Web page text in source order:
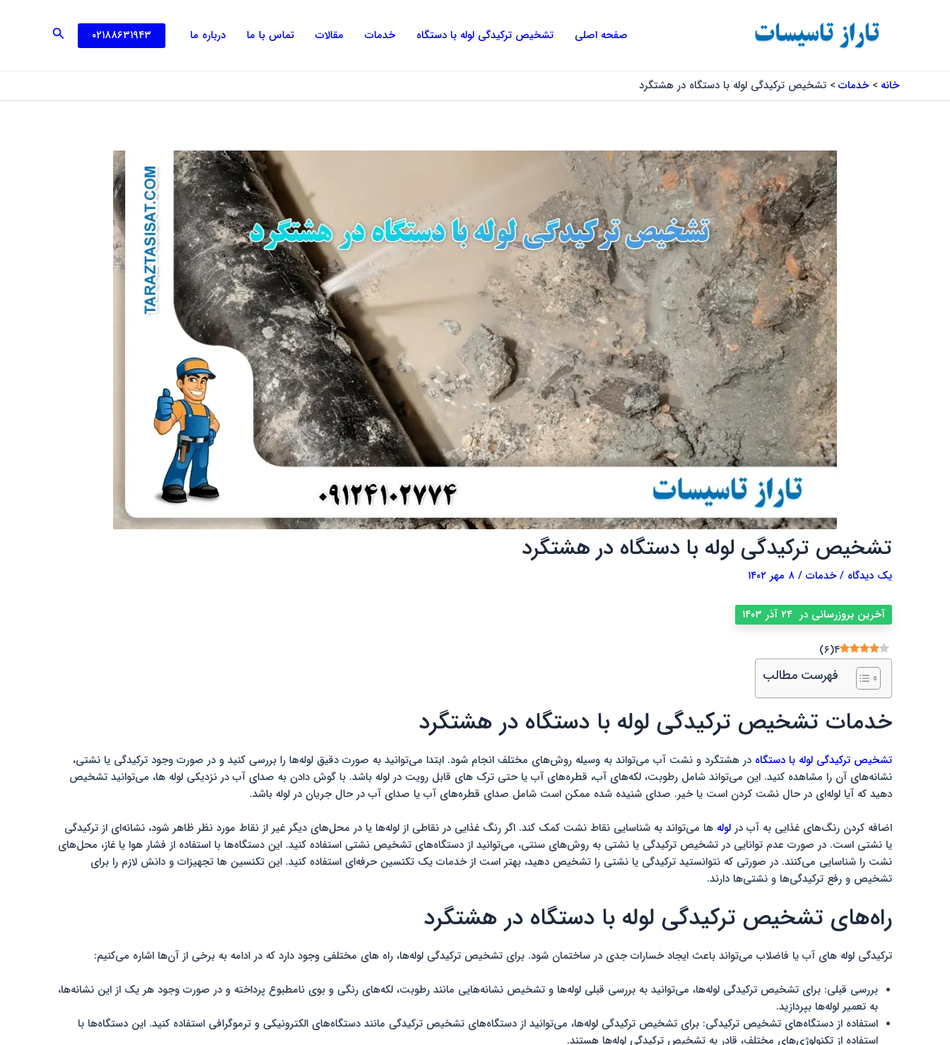
صفحه اصلی تشخیص ترکیدگی لوله با دستگاه خدمات مقالات تماس با ما درباره ما ۰۲۱۸۸۶۳۱۹۴۳ جستجو
خانه خدمات تشخیص ترکیدگی لوله با دستگاه در هشتگرد
تشخیص ترکیدگی لوله با دستگاه در هشتگرد
یک دیدگاه /خدمات / ۸ مهر ۱۴۰۲
آخرین بروزرسانی در ۲۴ آذر ۱۴۰۳
۴(۶)
فهرست مطالب
خدمات تشخیص ترکیدگی لوله با دستگاه در هشتگرد
تشخیص ترکیدگی لوله با دستگاه در هشتگرد و نشت آب می‌تواند به وسیله روش‌های مختلف انجام شود. ابتدا می‌توانید به صورت دقیق لوله‌ها را بررسی کنید و در صورت وجود ترکیدگی یا نشتی،
نشانه‌های آن را مشاهده کنید. این می‌تواند شامل رطوبت، لکه‌های آب، قطره‌های آب یا حتی ترک‌ های قابل رویت در لوله باشد. با گوش دادن به صدای آب در نزدیکی لوله‌ ها، می‌توانید تشخیص
دهید که آیا لوله‌ای در حال نشت کردن است یا خیر. صدای شنیده شده ممکن است شامل صدای قطره‌های آب یا صدای آب در حال جریان در لوله باشد.
اضافه کردن رنگ‌های غذایی به آب در لوله‌ ها می‌تواند به شناسایی نقاط نشت کمک کند. اگر رنگ غذایی در نقاطی از لوله‌ها یا در محل‌های دیگر غیر از نقاط مورد نظر ظاهر شود، نشانه‌ای از ترکیدگی
یا نشتی است. در صورت عدم توانایی در تشخیص ترکیدگی یا نشتی به روش‌های سنتی، می‌توانید از دستگاه‌های تشخیص نشتی استفاده کنید. این دستگاه‌ها با استفاده از فشار هوا یا غاز، محل‌های
نشت را شناسایی می‌کنند. در صورتی که نتوانستید ترکیدگی یا نشتی را تشخیص دهید، بهتر است از خدمات یک تکنسین حرفه‌ای استفاده کنید. این تکنسین‌ ها تجهیزات و دانش لازم را برای
تشخیص و رفع ترکیدگی‌ها و نشتی‌ها دارند.
راه‌های تشخیص ترکیدگی لوله با دستگاه در هشتگرد
ترکیدگی لوله‌ های آب یا فاضلاب می‌تواند باعث ایجاد خسارات جدی در ساختمان شود. برای تشخیص ترکیدگی لوله‌ها، راه‌ های مختلفی وجود دارد که در ادامه به برخی از آن‌ها اشاره می‌کنیم:
بررسی قبلی: برای تشخیص ترکیدگی لوله‌ها، می‌توانید به بررسی قبلی لوله‌ها و تشخیص نشانه‌هایی مانند رطوبت، لکه‌های رنگی و بوی نامطبوع پرداخته و در صورت وجود هر یک از این نشانه‌ها،
به تعمیر لوله‌ها بپردازید.
استفاده از دستگاه‌های تشخیص ترکیدگی: برای تشخیص ترکیدگی لوله‌ها، می‌توانید از دستگاه‌های تشخیص ترکیدگی مانند دستگاه‌های الکترونیکی و ترموگرافی استفاده کنید. این دستگاه‌ها با
استفاده از تکنولوژی‌های مختلف، قادر به تشخیص ترکیدگی لوله‌ها هستند.
نوشته